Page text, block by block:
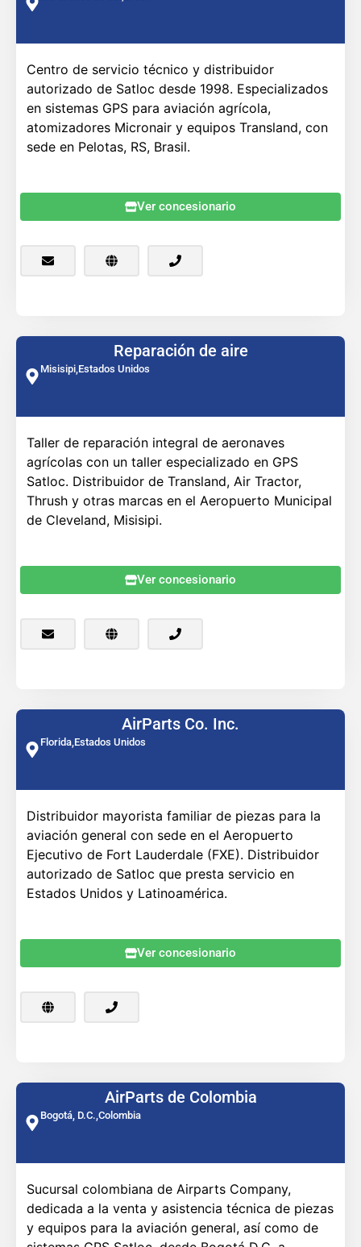
Centro de servicio técnico y distribuidor
autorizado de Satloc desde 1998. Especializados
en sistemas GPS para aviación agrícola,
atomizadores Micronair y equipos Transland, con
sede en Pelotas, RS, Brasil.
Ver concesionario
Reparación de aire
Misisipi, Estados Unidos
Taller de reparación integral de aeronaves
agrícolas con un taller especializado en GPS
Satloc. Distribuidor de Transland, Air Tractor,
Thrush y otras marcas en el Aeropuerto Municipal
de Cleveland, Misisipi.
Ver concesionario
AirParts Co. Inc.
Florida, Estados Unidos
Distribuidor mayorista familiar de piezas para la
aviación general con sede en el Aeropuerto
Ejecutivo de Fort Lauderdale (FXE). Distribuidor
autorizado de Satloc que presta servicio en
Estados Unidos y Latinoamérica.
Ver concesionario
AirParts de Colombia
Bogotá, D.C., Colombia
Sucursal colombiana de Airparts Company,
dedicada a la venta y asistencia técnica de piezas
y equipos para la aviación general, así como de